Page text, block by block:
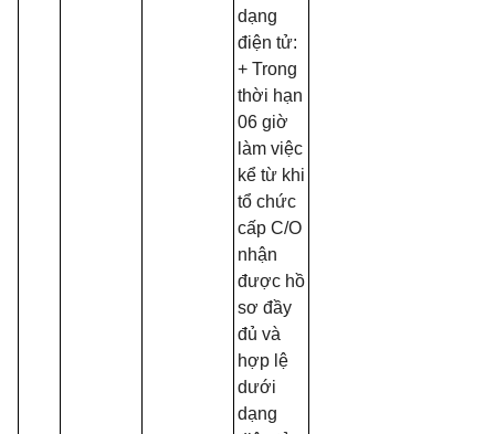
dạng
điện tử:
+ Trong
thời hạn
06 giờ
làm việc
kể từ khi
tổ chức
cấp C/O
nhận
được hồ
sơ đầy
đủ và
hợp lệ
dưới
dạng